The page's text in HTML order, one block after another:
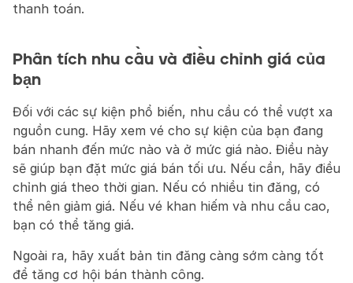
thanh toán.
Phân tích nhu cầu và điều chỉnh giá của
bạn
Đối với các sự kiện phổ biến, nhu cầu có thể vượt xa
nguồn cung. Hãy xem vé cho sự kiện của bạn đang
bán nhanh đến mức nào và ở mức giá nào. Điều này
sẽ giúp bạn đặt mức giá bán tối ưu. Nếu cần, hãy điều
chỉnh giá theo thời gian. Nếu có nhiều tin đăng, có
thể nên giảm giá. Nếu vé khan hiếm và nhu cầu cao,
bạn có thể tăng giá.
Ngoài ra, hãy xuất bản tin đăng càng sớm càng tốt
để tăng cơ hội bán thành công.